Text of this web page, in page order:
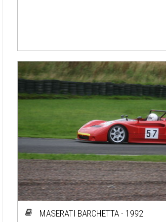
MASERATI BARCHETTA - 1992
1992-1993
#cj-id_3027